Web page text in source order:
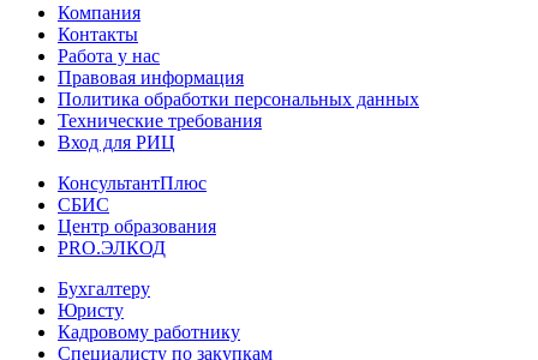
Компания
Контакты
Работа у нас
Правовая информация
Политика обработки персональных данных
Технические требования
Вход для РИЦ
КонсультантПлюс
СБИС
Центр образования
PRO.ЭЛКОД
Бухгалтеру
Юристу
Кадровому работнику
Специалисту по закупкам